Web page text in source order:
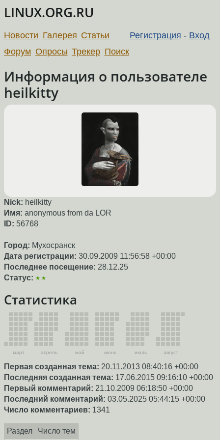
LINUX.ORG.RU
Регистрация - Вход
Новости Галерея Статьи
Форум Опросы Трекер Поиск
Информация о пользователе
heilkitty
Nick: heilkitty
Имя: anonymous from da LOR
ID: 56768
Город: Мухосранск
Дата регистрации: 30.09.2009 11:56:58 +00:00
Последнее посещение: 28.12.25
Статус: ★★
Статистика
март апрель май июнь июль август
Первая созданная тема: 20.11.2013 08:40:16 +00:00
Последняя созданная тема: 17.06.2015 09:16:10 +00:00
Первый комментарий: 21.10.2009 06:18:50 +00:00
Последний комментарий: 03.05.2025 05:44:15 +00:00
Число комментариев: 1341
Раздел Число тем